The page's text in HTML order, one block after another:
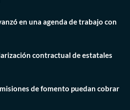
en una agenda de trabajo con
contractual de estatales
de fomento puedan cobrar